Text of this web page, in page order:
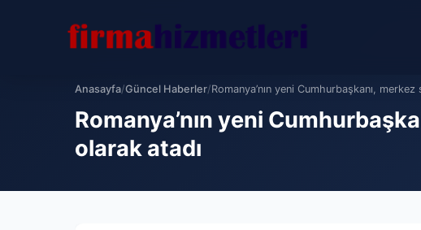
Anasayfa/Güncel Haberler/Romanya’nın yeni Cumhurbaşkanı, merkez
Romanya’nın yeni
olarak atadı